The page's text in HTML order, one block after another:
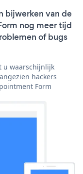
bijwerken van de
nog meer tijd
of bugs
u waarschijnlijk
hackers
Form